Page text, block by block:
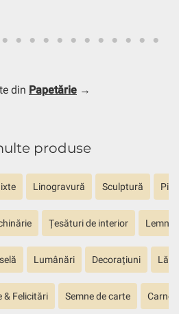
din Papetărie →
produse
Linogravură Sculptură
Țesături de interior Lemn
Lumânări Decorațiuni
& Felicitări Semne de carte